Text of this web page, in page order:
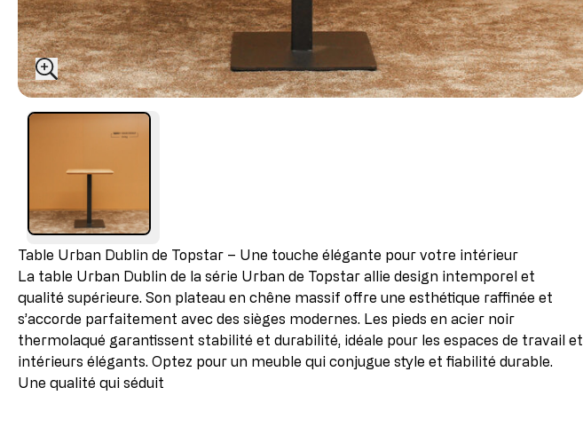
Table Urban Dublin de Topstar – Une touche élégante pour votre intérieur
La table Urban Dublin de la série Urban de Topstar allie design intemporel et
qualité supérieure. Son plateau en chêne massif offre une esthétique raffinée et
s’accorde parfaitement avec des sièges modernes. Les pieds en acier noir
thermolaqué garantissent stabilité et durabilité, idéale pour les espaces de travail et
intérieurs élégants. Optez pour un meuble qui conjugue style et fiabilité durable.
Une qualité qui séduit